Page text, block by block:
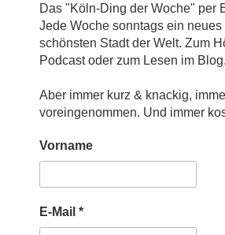
Das "Köln-Ding der Woche" per
Jede Woche sonntags ein
schönsten Stadt der Welt. Zum
Podcast oder zum Lesen im Blog.
Aber immer kurz & knackig,
voreingenommen. Und immer
Vorname
E-Mail *